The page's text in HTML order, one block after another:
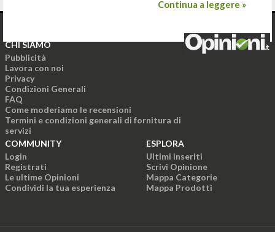
Continua a leggere »
CHI SIAMO
Pubblicità
Lavora con noi
Privacy
Condizioni Generali
FAQ
Come moderiamo le recensioni
Termini e condizioni generali di fornitura di
servizi
COMMUNITY
Login
Registrati
Le ultime Opinioni
Condividi la tua esperienza
ESPLORA
Ultimi inseriti
Scrivi Opinione
Mappa Categorie
Mappa Prodotti